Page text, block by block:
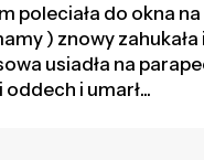
poleciała do okna
) znowy zahukała
usiadła na
i umarł...